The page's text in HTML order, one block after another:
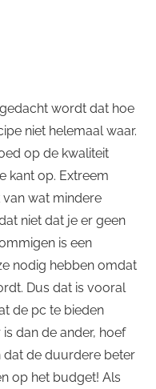
wordt dat hoe
niet helemaal waar.
op de kwaliteit
kant op. Extreem
wat mindere
niet dat je er geen
is een
nodig hebben omdat
Dus dat is vooral
de pc te bieden
dan de ander, hoef
dat de duurdere beter
op het budget! Als